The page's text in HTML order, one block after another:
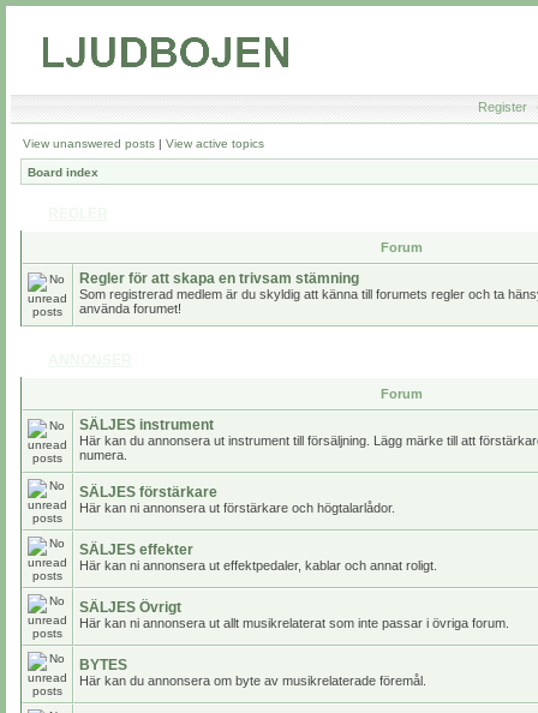
Register
View unanswered posts | View active topics
Board index
Forum
Regler för att skapa en trivsam stämning
Som registrerad medlem är du skyldig att känna till forumets regler och ta
använda forumet!
Forum
SÄLJES instrument
Här kan du annonsera ut instrument till försäljning. Lägg märke till att
numera.
SÄLJES förstärkare
Här kan ni annonsera ut förstärkare och högtalarlådor.
SÄLJES effekter
Här kan ni annonsera ut effektpedaler, kablar och annat roligt.
SÄLJES Övrigt
Här kan ni annonsera ut allt musikrelaterat som inte passar i övriga forum.
BYTES
Här kan du annonsera om byte av musikrelaterade föremål.